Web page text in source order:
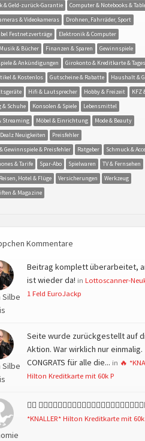
& Geld-zurück-Garantie
Computer & Notebooks &
& Videokameras
Drohnen, Fahrräder, Sport
Festnetzverträge
Elektronik & Computer
& Bücher
Finanzen & Sparen
Gewinnspiele
& Ankündigungen
Girokonto & Kreditkarte &
& Kostenlos
Gutscheine & Rabatte
Haushalt &
Hifi & Lautsprecher Hobby & Freizeit
KFZ
& Schuhe
Konsolen & Spiele
Lebensmittel
Streaming
Möbel & Einrichtung
Mode & Beauty
Neuigkeiten
Preisfehler
Gewinnspiele & Preisfehler
Ratgeber
Schmuck &
& Tarife
Spar-Abo Spielwaren
TV & Fernsehen
Hotel & Flüge
Versicherungen
Werkzeug
& Magazine
Kommentare
Silbe
Beitrag komplett überarbeitet,
ist wieder da! in Lottoscanner-
1 Feld EuroJackp
Silbe
Seite wurde zurückgestellt auf
Aktion. War wirklich nur einmalig.
CONGRATS für alle die... in 🔥
Hilton Kreditkarte mit 60k P
👍🏻
*KNALLER* Hilton Kreditkarte mit 60k